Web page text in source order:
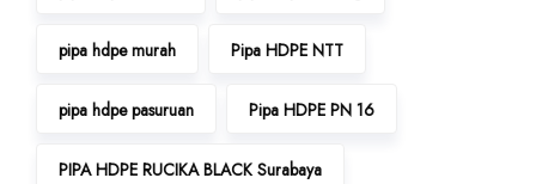
pipa hdpe murah Pipa HDPE NTT
pipa hdpe pasuruan Pipa HDPE PN 16
PIPA HDPE RUCIKA BLACK Surabaya